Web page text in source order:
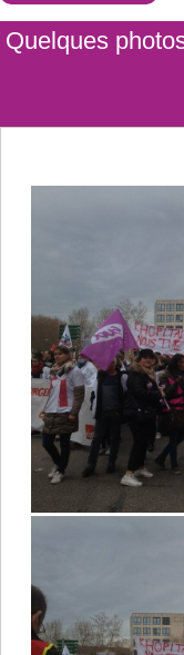
Quelques